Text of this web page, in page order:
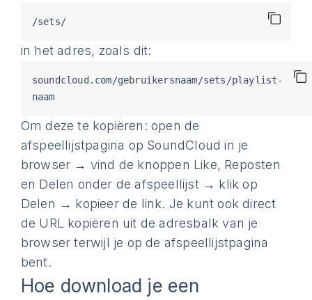
/sets/
in het adres, zoals dit:
soundcloud.com/gebruikersnaam/sets/playlist-
naam
Om deze te kopiëren: open de
afspeellijstpagina op SoundCloud in je
browser → vind de knoppen Like, Reposten
en Delen onder de afspeellijst → klik op
Delen → kopieer de link. Je kunt ook direct
de URL kopiëren uit de adresbalk van je
browser terwijl je op de afspeellijstpagina
bent.
Hoe download je een